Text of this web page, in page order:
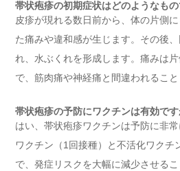
帯状疱疹の初期症状はどのようなもの
皮疹が現れる数日前から、体の片側
た痛みや違和感が生じます。その後
れ、水ぶくれを形成します。痛みは
で、筋肉痛や神経痛と間違われること
帯状疱疹の予防にワクチンは有効です
はい、帯状疱疹ワクチンは予防に非
ワクチン（1回接種）と不活化ワクチ
で、発症リスクを大幅に減少させる